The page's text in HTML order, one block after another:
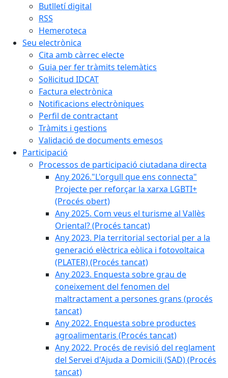
Butlletí digital
RSS
Hemeroteca
Seu electrònica
Cita amb càrrec electe
Guia per fer tràmits telemàtics
Sol·licitud IDCAT
Factura electrònica
Notificacions electròniques
Perfil de contractant
Tràmits i gestions
Validació de documents emesos
Participació
Processos de participació ciutadana directa
Any 2026."L'orgull que ens connecta"
Projecte per reforçar la xarxa LGBTI+
(Procés obert)
Any 2025. Com veus el turisme al Vallès
Oriental? (Procés tancat)
Any 2023. Pla territorial sectorial per a la
generació elèctrica eòlica i fotovoltaica
(PLATER) (Procés tancat)
Any 2023. Enquesta sobre grau de
coneixement del fenomen del
maltractament a persones grans (procés
tancat)
Any 2022. Enquesta sobre productes
agroalimentaris (Procés tancat)
Any 2022. Procés de revisió del reglament
del Servei d'Ajuda a Domicili (SAD) (Procés
tancat)